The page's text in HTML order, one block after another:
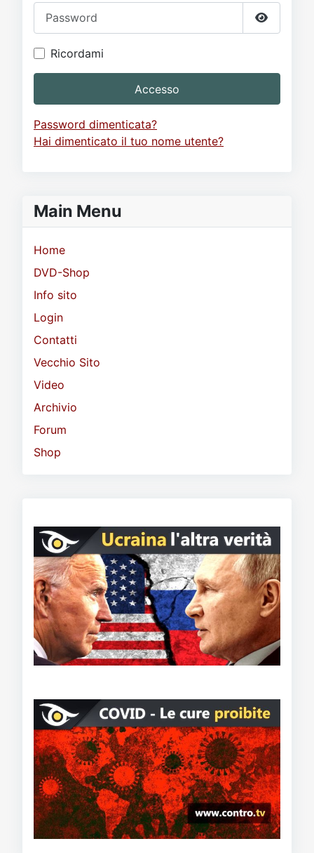
Mostra
Ricordami
Accesso
Password dimenticata?
Hai dimenticato il tuo nome utente?
Main Menu
Home
DVD-Shop
Info sito
Login
Contatti
Vecchio Sito
Video
Archivio
Forum
Shop